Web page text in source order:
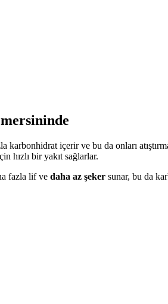
içerir ve bu da onları
hızlı bir yakıt sağlarlar.
fazla lif ve daha az şeker sunar, bu da